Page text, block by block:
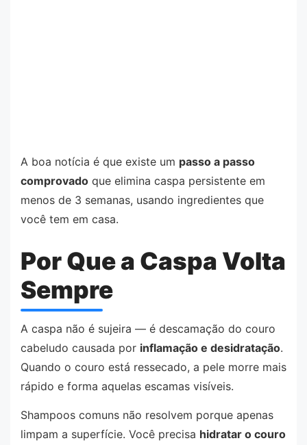
A boa notícia é que existe um passo a passo
comprovado que elimina caspa persistente em
menos de 3 semanas, usando ingredientes que
você tem em casa.
Por Que a Caspa Volta
Sempre
A caspa não é sujeira — é descamação do couro
cabeludo causada por inflamação e desidratação.
Quando o couro está ressecado, a pele morre mais
rápido e forma aquelas escamas visíveis.
Shampoos comuns não resolvem porque apenas
limpam a superfície. Você precisa hidratar o couro